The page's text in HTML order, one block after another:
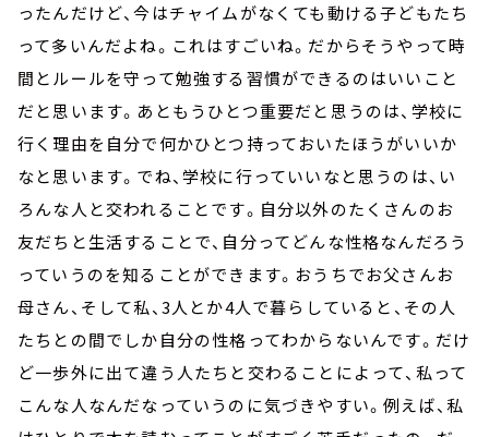
ったんだけど、今はチャイムがなくても動ける子どもたち
って多いんだよね。これはすごいね。だからそうやって時
間とルールを守って勉強する習慣ができるのはいいこと
だと思います。あともうひとつ重要だと思うのは、学校に
行く理由を自分で何かひとつ持っておいたほうがいいか
なと思います。でね、学校に行っていいなと思うのは、い
ろんな人と交われることです。自分以外のたくさんのお
友だちと生活することで、自分ってどんな性格なんだろう
っていうのを知ることができます。おうちでお父さんお
母さん、そして私、3人とか4人で暮らしていると、その人
たちとの間でしか自分の性格ってわからないんです。だけ
ど一歩外に出て違う人たちと交わることによって、私って
こんな人なんだなっていうのに気づきやすい。例えば、私